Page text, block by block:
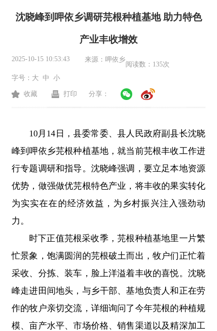
沈晓峰到呷依乡调研芫根种植基地 助力特色
产业丰收增效
2025-10-15 10:53:43 来源： 呷依乡
阅读数： 135次
字号： 大 中 小
收藏 打印 分享：
10月14日，县委常委、县人民政府副县长沈晓
峰到呷依乡芫根种植基地，就当前芫根丰收工作进
行专题调研和指导。沈晓峰强调，要立足本地资源
优势，做强做优芫根特色产业，将丰收的果实转化
为实实在在的经济效益，为乡村振兴注入强劲动
力。
时下正值芫根采收季，芫根种植基地里一片繁
忙景象，饱满圆润的芫根破土而出，牧户们正忙着
采收、分拣、装车，脸上洋溢着丰收的喜悦。沈晓
峰走进田间地头，与乡干部、基地负责人和正在劳
作的牧户亲切交流，详细询问了今年芫根的种植规
模、亩产水平、市场价格、销售渠道以及精深加工